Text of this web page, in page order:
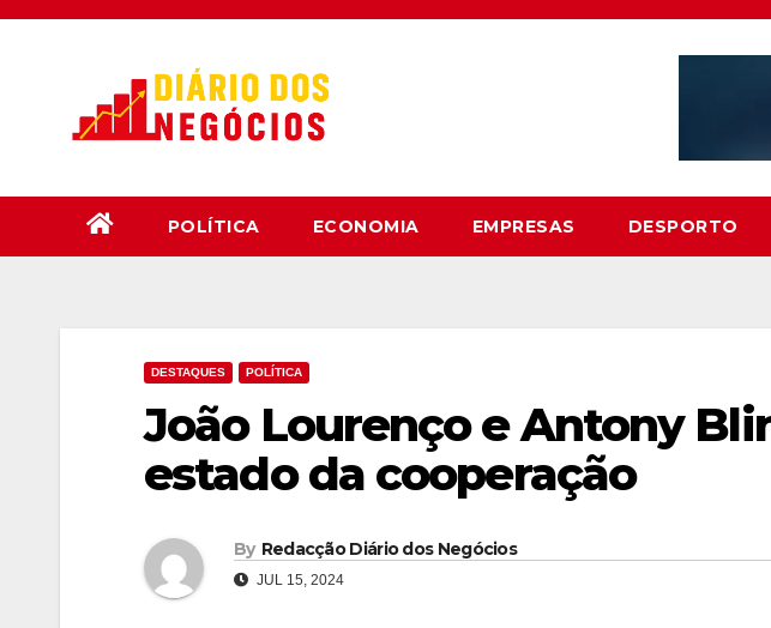
Skip
POLÍTICA ECONOMIA EMPRESAS DESPORTO
DESTAQUES POLÍTICA
João Lourenço e Antony
estado da cooperação
By Redacção Diário dos Negócios
JUL 15, 2024